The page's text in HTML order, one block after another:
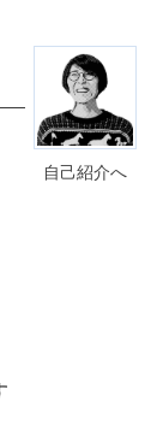
自己紹介へ